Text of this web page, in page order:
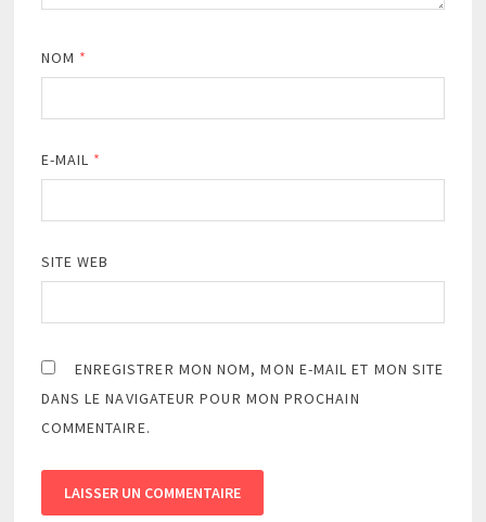
NOM *
E-MAIL *
SITE WEB
ENREGISTRER MON NOM, MON E-MAIL ET MON SITE
DANS LE NAVIGATEUR POUR MON PROCHAIN
COMMENTAIRE.